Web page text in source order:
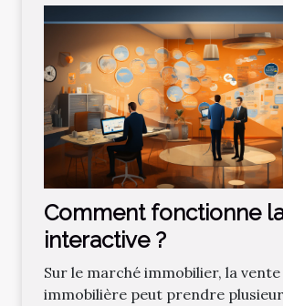
Comment fonctionne
interactive ?
Sur le marché immobilier, la vente
immobilière peut prendre